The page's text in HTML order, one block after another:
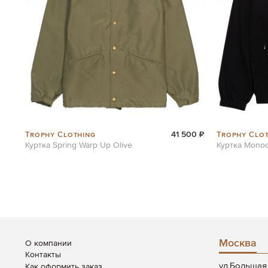
Trophy Clothing
Куртка Spring Warp Up Olive
41 500 ₽ Trophy
Куртка
О компании
Контакты
Москва
ул.Большая